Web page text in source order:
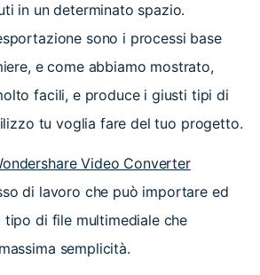
in un determinato spazio.
sono i processi base
e come abbiamo mostrato,
facili, e produce i giusti tipi di
tu voglia fare del tuo progetto.
Video Converter
di lavoro che può importare ed
tipo di file multimediale che
semplicità.